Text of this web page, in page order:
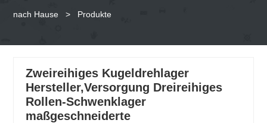
nach Hause > Produkte
Zweireihiges Kugeldrehlager
Hersteller,Versorgung Dreireihiges
Rollen-Schwenklager
maßgeschneiderte